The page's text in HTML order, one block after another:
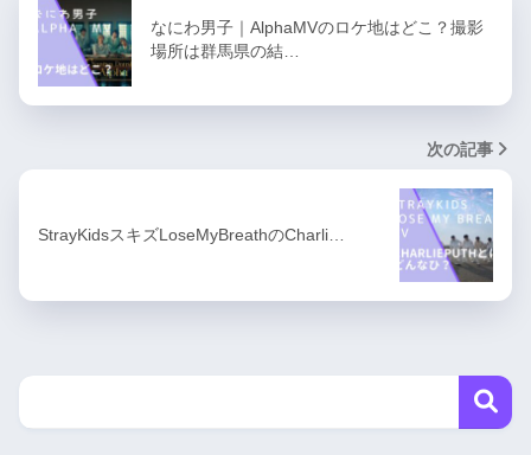
なにわ男子｜AlphaMVのロケ地はどこ？撮影
場所は群馬県の結…
次の記事
StrayKidsスキズLoseMyBreathのCharli…